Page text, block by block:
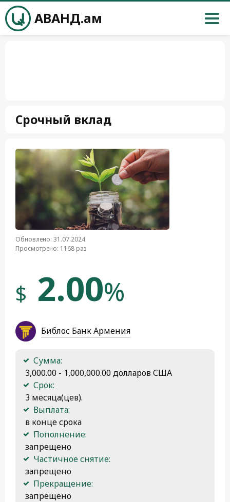
АВАНД.ам
Срочный вклад
Обновлено: 31.07.2024
Просмотрено: 1168 раз
$ 2.00%
Библос Банк Армения
Сумма:
3,000.00 - 1,000,000.00 долларов США
Срок:
3 месяца(цев).
Выплата:
в конце срока
Пополнение:
запрещено
Частичное снятие:
запрещено
Прекращение:
запрещено